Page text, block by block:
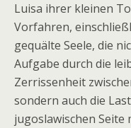
Luisa ihrer kleinen
Vorfahren,
gequälte Seele, die
Aufgabe durch die
Zerrissenheit
sondern auch die
jugoslawischen